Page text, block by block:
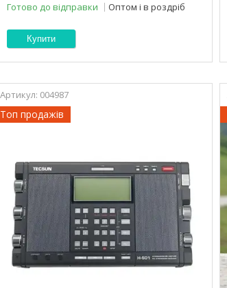
Готово до відправки Оптом і в роздріб
Купити
004987
Топ продажів